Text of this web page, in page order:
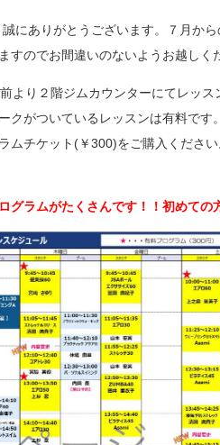
にありがとうございます。７月か
のでお間違いのないようお越しく
より２階ジムカウンターにてレッス
クがついているレッスンは有料です
ムチケット(￥300)をご購入くださ
グラムがたくさんです！！初めての